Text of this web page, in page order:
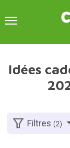
Idées
Filtres(2)